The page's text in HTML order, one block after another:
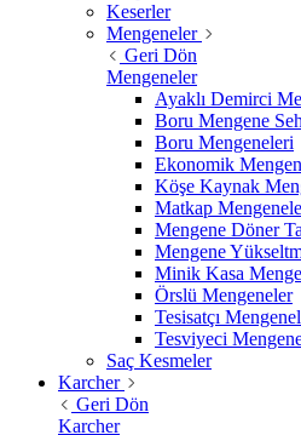
Keserler
Mengeneler
Geri Dön
Mengeneler
Ayaklı Demirci
Boru Mengene
Boru Mengeneleri
Ekonomik
Köşe Kaynak
Matkap
Mengene Döner
Mengene
Minik Kasa
Örslü Mengeneler
Tesisatçı
Tesviyeci
Saç Kesmeler
Karcher
Geri Dön
Karcher